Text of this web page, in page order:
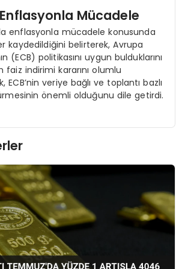
Mücadele
enflasyonla mücadele konusunda
kaydedildiğini belirterek, Avrupa
(ECB) politikasını uygun bulduklarını
faiz indirimi kararını olumlu
ECB’nin veriye bağlı ve toplantı bazlı
önemli olduğunu dile getirdi.